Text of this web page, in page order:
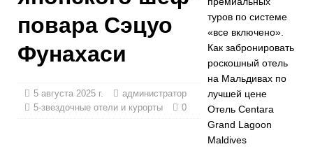
ОТЕЛИ И
КУРОРТЫ
Meyyafushi
повара Сэцуо
Фунахаси
5 августа 2025 г.
администратор
5-звездочные отели и курорты
0
туров по системе
«все включено».
Как забронировать
роскошный отель
на Мальдивах по
лучшей цене
Отель Centara
Grand Lagoon
Maldives